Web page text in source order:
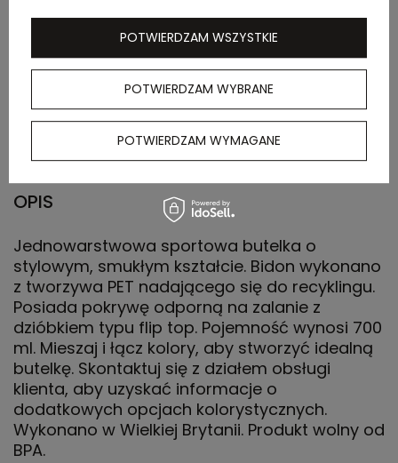
kartonu
zewnętrznego
kartonu
zewnętrznego
6,2 kg
OPIS
Jednowarstwowa sportowa butelka o
stylowym, smukłym kształcie. Bidon wykonano
z tworzywa PET nadającego się do recyklingu.
Posiada pokrywę odporną na zalanie z
dzióbkiem typu flip top. Pojemność wynosi 700
ml. Mieszaj i łącz kolory, aby stworzyć idealną
butelkę. Skontaktuj się z działem obsługi
klienta, aby uzyskać informacje o
dodatkowych opcjach kolorystycznych.
Wykonano w Wielkiej Brytanii. Produkt wolny od
BPA.
POTWIERDZAM WYBRANE
POTWIERDZAM WYMAGANE
POTWIERDZAM WSZYSTKIE